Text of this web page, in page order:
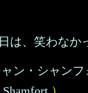
は、笑わなか
ン・シャンフ